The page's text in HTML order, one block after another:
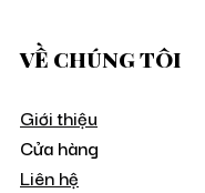
VỀ CHÚNG TÔI
Giới thiệu
Cửa hàng
Liên hệ